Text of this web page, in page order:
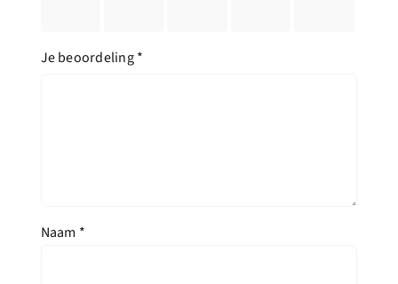
Je beoordeling*
Naam *